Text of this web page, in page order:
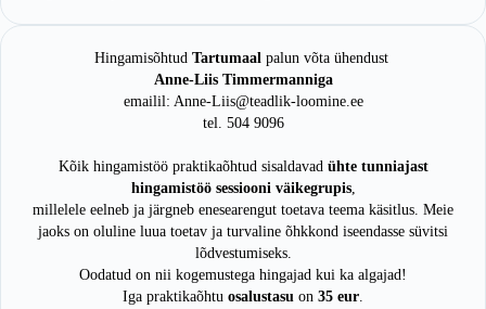
Hingamisõhtud Tartumaal palun võta ühendust
Anne-Liis Timmermanniga
emailil: Anne-Liis@teadlik-loomine.ee
tel. 504 9096
Kõik hingamistöö praktikaõhtud sisaldavad ühte tunniajast
hingamistöö sessiooni väikegrupis,
millelele eelneb ja järgneb enesearengut toetava teema käsitlus. Meie
jaoks on oluline luua toetav ja turvaline õhkkond iseendasse süvitsi
lõdvestumiseks.
Oodatud on nii kogemustega hingajad kui ka algajad!
Iga praktikaõhtu osalustasu on 35 eur